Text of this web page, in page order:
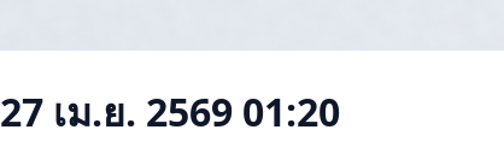
27 เม.ย. 2569 01:20